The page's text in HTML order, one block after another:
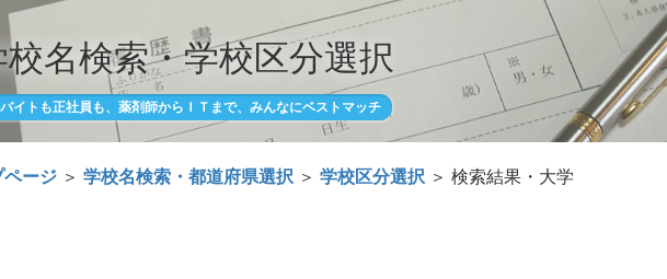
校名検索・学校区分選択
イトも正社員も、薬剤師からＩＴまで、みんなにベストマッチ
ページ ＞ 学校名検索・都道府県選択 ＞ 学校区分選択 ＞ 検索結果・大学